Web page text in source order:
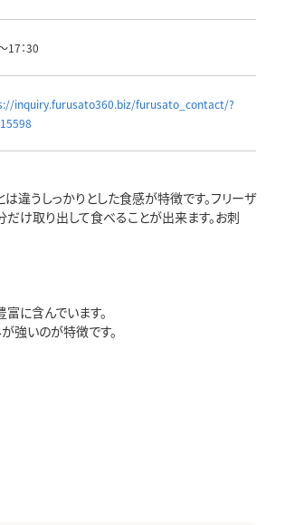
17：30
inquiry.furusato360.biz/furusato_contact/?
違うしっかりとした食感が特徴です。フリーザ
け取り出して食べることが出来ます。お刺
に含んでいます。
強いのが特徴です。